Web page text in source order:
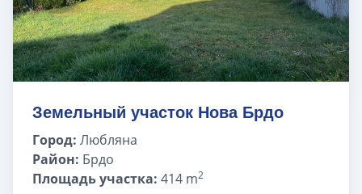
Земельный участок Нова Брдо
Город: Любляна
Район: Брдо
Площадь участка: 414 m2